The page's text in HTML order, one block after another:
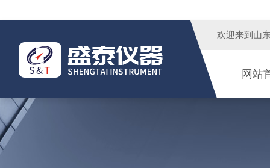
欢迎来到 山
网站